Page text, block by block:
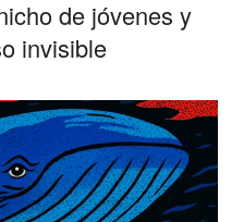
de jóvenes y
invisible